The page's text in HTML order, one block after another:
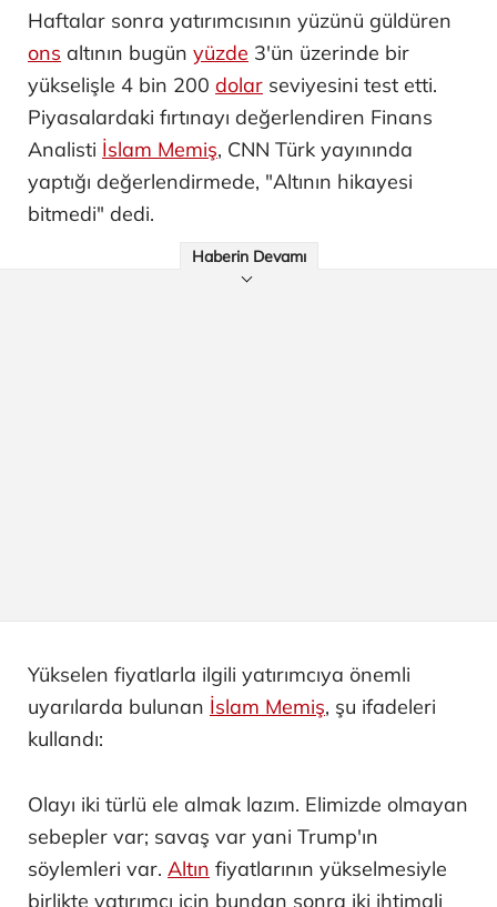
Haftalar sonra yatırımcısının yüzünü güldüren
ons altının bugün yüzde 3'ün üzerinde bir
yükselişle 4 bin 200 dolar seviyesini test etti.
Piyasalardaki fırtınayı değerlendiren Finans
Analisti İslam Memiş, CNN Türk yayınında
yaptığı değerlendirmede, "Altının hikayesi
bitmedi" dedi.
Haberin Devamı
Yükselen fiyatlarla ilgili yatırımcıya önemli
uyarılarda bulunan İslam Memiş, şu ifadeleri
kullandı:
Olayı iki türlü ele almak lazım. Elimizde olmayan
sebepler var; savaş var yani Trump'ın
söylemleri var. Altın fiyatlarının yükselmesiyle
birlikte yatırımcı için bundan sonra iki ihtimali